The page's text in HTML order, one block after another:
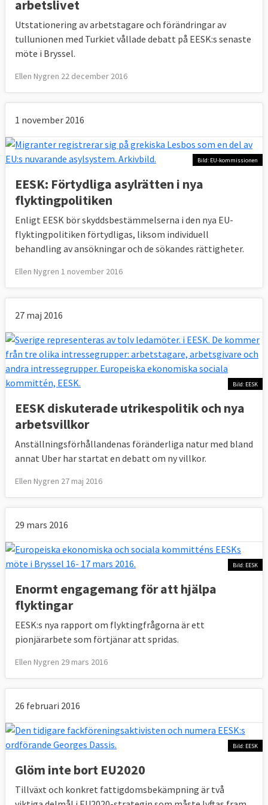
arbetslivet
Utstationering av arbetstagare och förändringar av
tullunionen med Turkiet vållade debatt på EESK:s senaste
möte i Bryssel.
Ellen Nygren 22 december 2016
1 november 2016
Bild: EU-kommissionen
EESK: Förtydliga asylrätten i nya
flyktingpolitiken
Enligt EESK bör skyddsbestämmelserna i den nya EU-
flyktingpolitiken förtydligas, liksom individuell
behandling av ansökningar och de sökandes rättigheter.
Ellen Nygren 1 november 2016
27 maj 2016
Bild: EESK
EESK diskuterade utrikespolitik och nya
arbetsvillkor
Anställningsförhållandenas föränderliga natur med bland
annat Uber har startat en debatt om ny villkor.
Ellen Nygren 27 maj 2016
29 mars 2016
Bild: EESK
Enormt engagemang för att hjälpa
flyktingar
EESK:s nya rapport om flyktingfrågorna är ett
pionjärarbete som förtjänar att spridas.
Ellen Nygren 29 mars 2016
26 februari 2016
Bild: EESK
Glöm inte bort EU2020
Tillväxt och konkret fattigdomsbekämpning är två